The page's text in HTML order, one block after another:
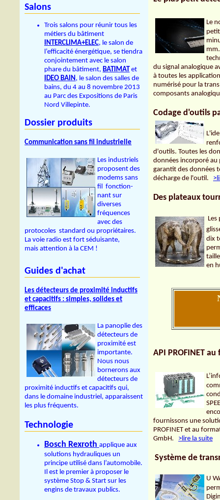
Salons
Trois salons pour réunir tous les
métiers du bâtiment
INTERCLIMA+ELEC, le salon de
l’efficacité énergétique, se tiendra
conjointement avec le salon
phare du bâtiment, BATIMAT et
IDEO BAIN, le salon des salles de
bains, du 4 au 8 novembre 2013
au Parc des Expositions de Paris
Nord Villepinte.
Dossier produits
Communication sans fil industrielle
Les industriels
proposent des
modems sans
fil fonction-
nant sur
diverses
fréquences
avec des
protocoles standard ou propriétaires.
La voie radio est fort séduisante,
mais attention à la CEM !
Guides d'achat
Les détecteurs de proximité inductifs
et capacitifs : simples, solides et
efficaces
La panoplie des
détecteurs de
proximité est
importante.
Nous nous
bornerons aux
détecteurs de
proximité inductifs et capacitifs qui,
dans le domaine industriel, apparaissent
les plus fréquents.
Technologie
Bosch Rexroth applique aux
solutions hydrauliques un
principe utilisé dans l’automobile.
Il est le premier à proposer le
système Stop & Start sur les
engins de travaux publics.
Le
du signal analogique
à toutes les
numérisé pour la
composants
Codage d'outils
d'outils. Toutes les
données incorporé
garantit des données
décharge de l'outil.
Des plateaux
Les
dix
en
API PROFINET
fournissons une
PROFINET et au
GmbH. >lire la suite
Système de
U